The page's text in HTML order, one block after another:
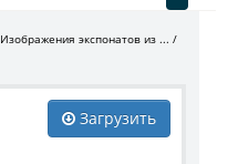
Изображения экспонатов из ...
Загрузить